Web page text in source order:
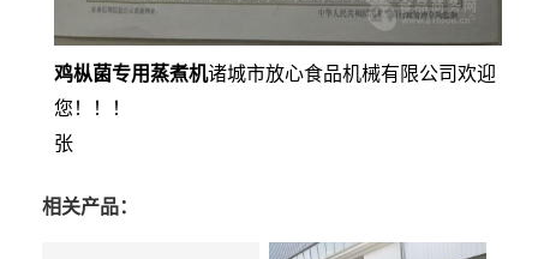
鸡枞菌专用蒸煮机诸城市放心食品机械有限公司欢迎
您！！！
张
相关产品：